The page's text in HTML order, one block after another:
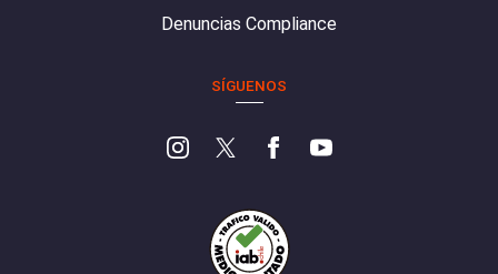
Denuncias Compliance
SÍGUENOS